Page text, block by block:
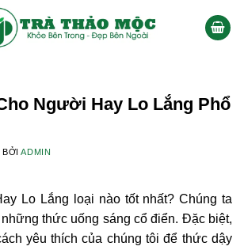
Người Hay Lo Lắng Phổ
BỞIADMIN
Lo Lắng loại nào tốt nhất? Chúng ta
thức uống sáng cổ điển. Đặc biệt,
yêu thích của chúng tôi để thức dậy